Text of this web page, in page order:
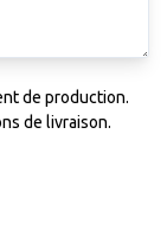
de production.
de livraison.